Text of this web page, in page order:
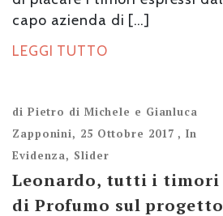
capo azienda di […]
LEGGI TUTTO
di Pietro di Michele e Gianluca
Zapponini, 25 Ottobre 2017 ,In
Evidenza, Slider
Leonardo, tutti i timori
di Profumo sul progetto